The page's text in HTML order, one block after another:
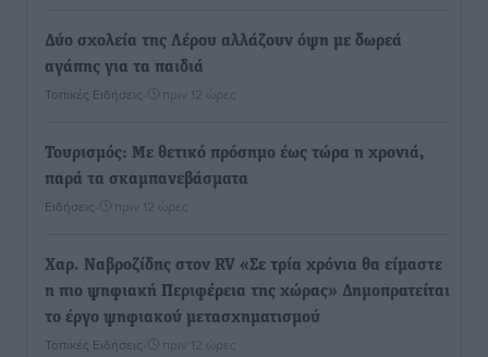
Δύο σχολεία της Λέρου αλλάζουν όψη με δωρεά
αγάπης για τα παιδιά
Τοπικές Ειδήσεις πριν 12 ώρες
Τουρισμός: Με θετικό πρόσημο έως τώρα η χρονιά,
παρά τα σκαμπανεβάσματα
Ειδήσεις πριν 12 ώρες
Χαρ. Ναβροζίδης στον RV «Σε τρία χρόνια θα είμαστε
η πιο ψηφιακή Περιφέρεια της χώρας» Δημοπρατείται
το έργο ψηφιακού μετασχηματισμού
Τοπικές Ειδήσεις πριν 12 ώρες